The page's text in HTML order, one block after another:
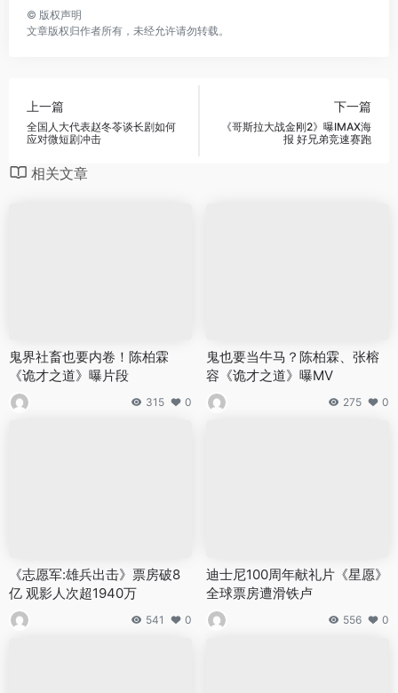
© 版权声明
文章版权归作者所有，未经允许请勿转载。
上一篇
全国人大代表赵冬苓谈长剧如何
应对微短剧冲击
下一篇
《哥斯拉大战金刚2》曝IMAX海
报 好兄弟竞速赛跑
相关文章
鬼界社畜也要内卷！陈柏霖
《诡才之道》曝片段
315 0
鬼也要当牛马？陈柏霖、张榕
容《诡才之道》曝MV
275 0
《志愿军:雄兵出击》票房破8
亿 观影人次超1940万
541 0
迪士尼100周年献礼片《星愿》
全球票房遭滑铁卢
556 0